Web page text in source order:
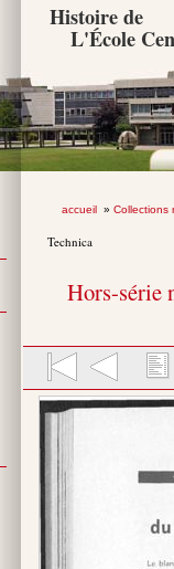
Histoire de
L'École
accueil» Collections
Technica
Hors-série